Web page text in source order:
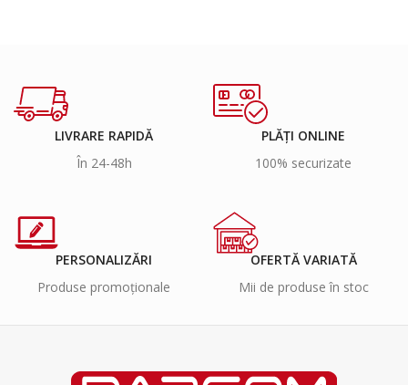
LIVRARE RAPIDĂ
În 24-48h
PLĂȚI ONLINE
100% securizate
PERSONALIZĂRI
Produse promoționale
OFERTĂ VARIATĂ
Mii de produse în stoc